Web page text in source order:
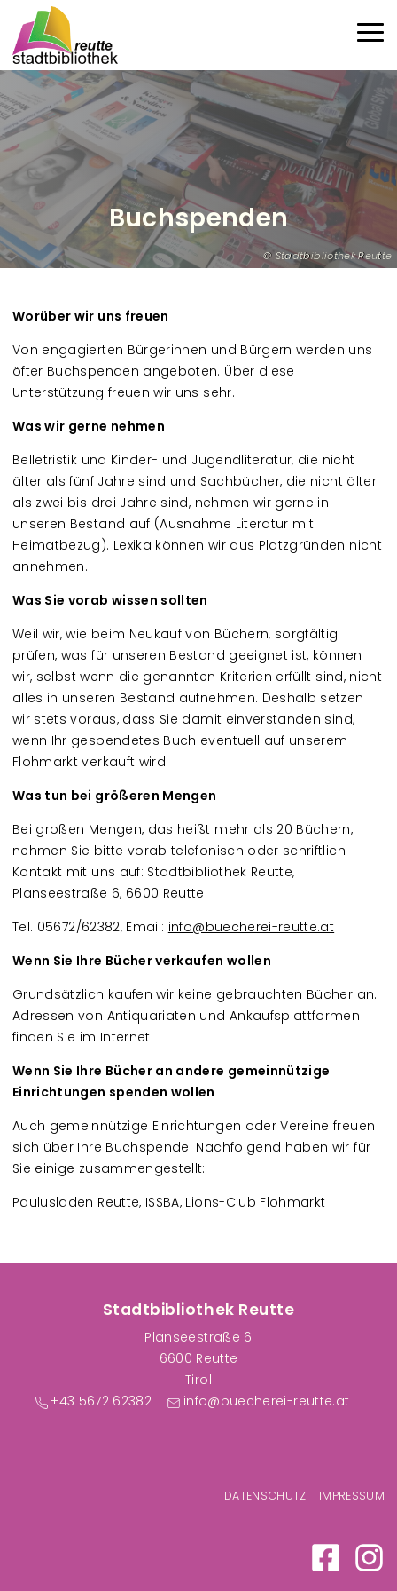
Stadtbibliothek Reutte
Buchspenden
Worüber wir uns freuen
Von engagierten Bürgerinnen und Bürgern werden uns
öfter Buchspenden angeboten. Über diese
Unterstützung freuen wir uns sehr.
Was wir gerne nehmen
Belletristik und Kinder- und Jugendliteratur, die nicht
älter als fünf Jahre sind und Sachbücher, die nicht älter
als zwei bis drei Jahre sind, nehmen wir gerne in
unseren Bestand auf (Ausnahme Literatur mit
Heimatbezug). Lexika können wir aus Platzgründen nicht
annehmen.
Was Sie vorab wissen sollten
Weil wir, wie beim Neukauf von Büchern, sorgfältig
prüfen, was für unseren Bestand geeignet ist, können
wir, selbst wenn die genannten Kriterien erfüllt sind, nicht
alles in unseren Bestand aufnehmen. Deshalb setzen
wir stets voraus, dass Sie damit einverstanden sind,
wenn Ihr gespendetes Buch eventuell auf unserem
Flohmarkt verkauft wird.
Was tun bei größeren Mengen
Bei großen Mengen, das heißt mehr als 20 Büchern,
nehmen Sie bitte vorab telefonisch oder schriftlich
Kontakt mit uns auf: Stadtbibliothek Reutte,
Planseestraße 6, 6600 Reutte
Tel. 05672/62382, Email: info@buecherei-reutte.at
Wenn Sie Ihre Bücher verkaufen wollen
Grundsätzlich kaufen wir keine gebrauchten Bücher an.
Adressen von Antiquariaten und Ankaufsplattformen
finden Sie im Internet.
Wenn Sie Ihre Bücher an andere gemeinnützige
Einrichtungen spenden wollen
Auch gemeinnützige Einrichtungen oder Vereine freuen
sich über Ihre Buchspende. Nachfolgend haben wir für
Sie einige zusammengestellt:
Paulusladen Reutte, ISSBA, Lions-Club Flohmarkt
Stadtbibliothek Reutte
Planseestraße 6
6600 Reutte
Tirol
+43 5672 62382
info@buecherei-reutte.at
DATENSCHUTZ IMPRESSUM